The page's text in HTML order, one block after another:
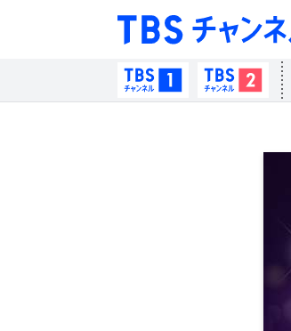
TBSチャンネル1